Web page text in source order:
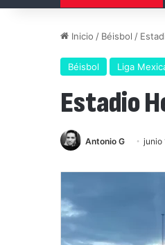
Inicio / Béisbol /
Béisbol Liga
Estadio
Antonio G junio